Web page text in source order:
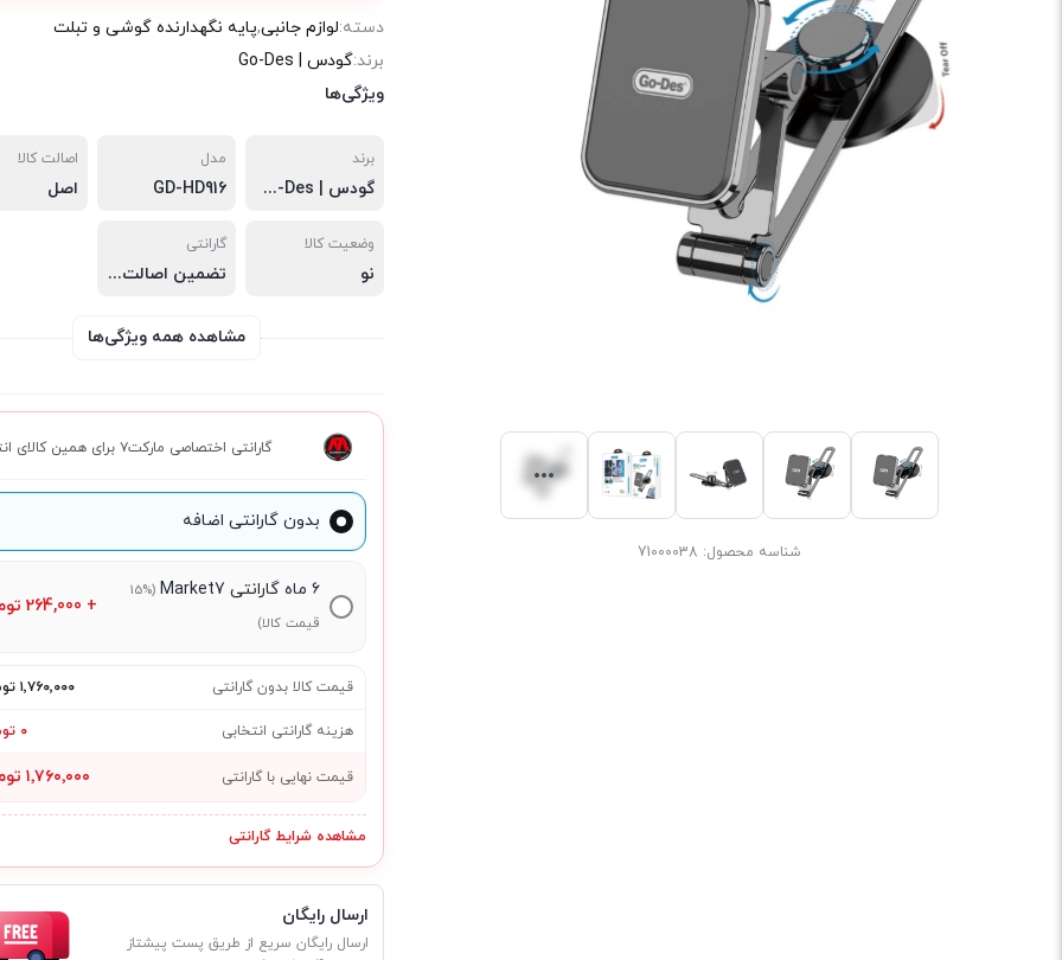
شناسه محصول: 71000038
دسته:لوازم جانبی,پایه نگهدارنده گوشی و تبلت
برند:گودس | Go-Des
ویژگی‌ها
برند
گودس | Go-Des
مدل
GD-HD916
اصالت کالا
اصل
وضعیت کالا
نو
گارانتی
تضمین اصالت,سلامت فیزیکی
مشاهده همه ویژگی‌ها
گارانتی اختصاصی مارکت۷ برای همین کالای انتخابی
بدون گارانتی اضافه
۶ ماه گارانتی Market7
(15%
قیمت کالا)
+
264,000
قیمت کالا بدون گارانتی ۱٬۷۶۰٬۰۰۰ تومان
هزینه گارانتی انتخابی ۰ تومان
قیمت نهایی با گارانتی ۱٬۷۶۰٬۰۰۰ تومان
مشاهده شرایط گارانتی
ارسال رایگان
ارسال رایگان سریع از طریق پست پیشتاز